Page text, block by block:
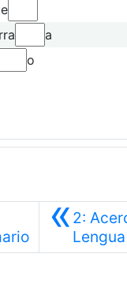
a
o
«2: